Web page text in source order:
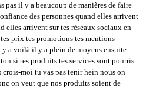
pas il y a beaucoup de manières de faire
des personnes quand elles arrivent
elles arrivent sur tes réseaux sociaux en
prix tes promotions tes mentions
a voilà il y a plein de moyens ensuite
si tes produits tes services sont pourris
moi tu vas pas tenir hein nous on
on veut que nos produits soient de